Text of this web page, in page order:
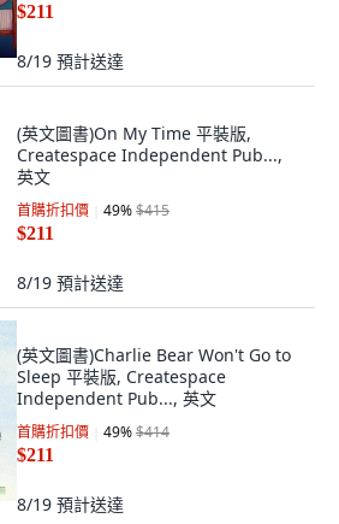
$211
8/19 預計送達
(英文圖書)On My Time 平裝版,
Createspace Independent Pub...,
英文
首購折扣價 49%$415
$211
8/19 預計送達
(英文圖書)Charlie Bear Won't Go to
Sleep 平裝版, Createspace
Independent Pub..., 英文
首購折扣價 49%$414
$211
8/19 預計送達